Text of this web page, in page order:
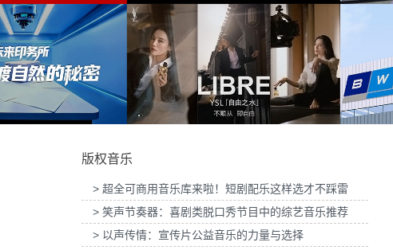
announcement
节拍 (5)
庆祝
庆典 (5)
驰放 (5)
至航空科技公司产品宣传项目提供音乐版
权
为Discovery expedition北京店铺活动提供音
乐版权
莱雅-YSL LIBRE「自由之水」妇女节宣
传项目提供音乐版权
为张家口京西智行科技BWI媒体3D动画科普
项目提供音乐版权
版权音乐
> 超全可商用音乐库来啦！短剧配乐这样选才不踩雷
> 笑声节奏器：喜剧类脱口秀节目中的综艺音乐推荐
> 以声传情：宣传片公益音乐的力量与选择